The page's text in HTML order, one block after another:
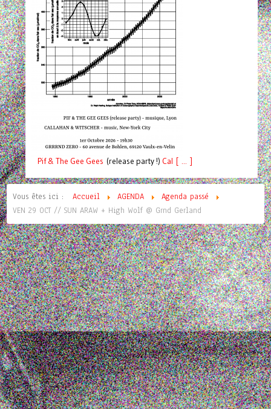
Pif& The Gee Gees (release party !) Cal [ ... ]
Vous êtes ici : Accueil AGENDA
Agenda passé
VEN 29 OCT // SUN ARAW + High Wolf @ Grnd Gerland